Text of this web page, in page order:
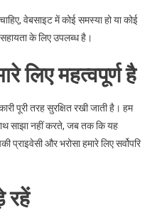
वेबसाइट में कोई समस्या हो या कोई
के लिए उपलब्ध है।
लिए महत्वपूर्ण है
पूरी तरह सुरक्षित रखी जाती है। हम
साझा नहीं करते, जब तक कि यह
और भरोसा हमारे लिए सर्वोपरि
रहें